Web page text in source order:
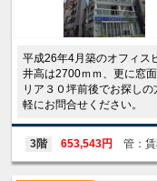
平成26年4月築のオフィス
井高は2700ｍｍ、更に窓
リア３０坪前後でお探し
軽にお問合せください。
3階 653,543円 管：賃